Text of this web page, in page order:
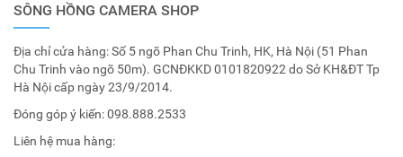
SÔNG HỒNG CAMERA SHOP
Địa chỉ cửa hàng: Số 5 ngõ Phan Chu Trinh, HK, Hà Nội (51 Phan
Chu Trinh vào ngõ 50m). GCNĐKKD 0101820922 do Sở KH&ĐT Tp
Hà Nội cấp ngày 23/9/2014.
Đóng góp ý kiến:098.888.2533
Liên hệ mua hàng: